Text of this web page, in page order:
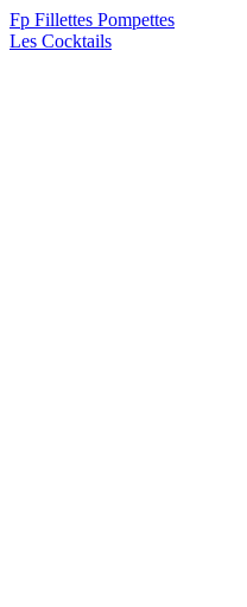
Fp Fillettes Pompettes
Les Cocktails